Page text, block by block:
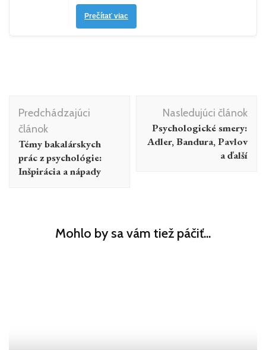
Prečítať viac
Navigácia
článku
Predchádzajúci
článok
Témy bakalárskych
prác z psychológie:
Inšpirácia a nápady
Nasledujúci článok
Psychologické smery:
Adler, Bandura, Pavlov
a ďalší
Mohlo by sa vám tiež páčiť...